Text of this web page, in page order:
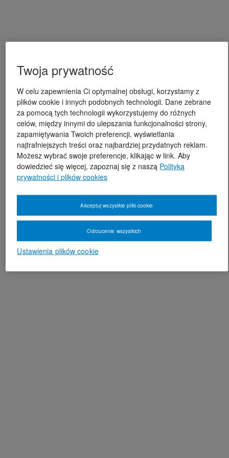
Twoja prywatność
W celu zapewnienia Ci optymalnej obsługi, korzystamy z
plików cookie i innych podobnych technologii. Dane zebrane
za pomocą tych technologii wykorzystujemy do różnych
celów, między innymi do ulepszania funkcjonalności strony,
zapamiętywania Twoich preferencji, wyświetlania
najtrafniejszych treści oraz najbardziej przydatnych reklam.
Możesz wybrać swoje preferencje, klikając w link. Aby
dowiedzieć się więcej, zapoznaj się z naszą Polityką
prywatności i plików cookies
Ustawienia plików cookie
Odrzucenie wszystkich
Akceptuj wszystkie pliki cookie